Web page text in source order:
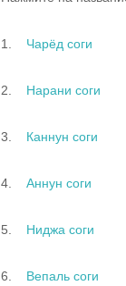
Т
1. Чарёд соги
2. Нарани соги
3. Каннун соги
4. Аннун соги
5. Ниджа соги
6. Вепаль соги